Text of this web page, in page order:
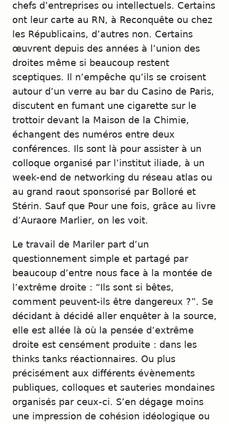
chefs d’entreprises ou intellectuels. Certains
ont leur carte au RN, à Reconquête ou chez
les Républicains, d’autres non. Certains
œuvrent depuis des années à l’union des
droites même si beaucoup restent
sceptiques. Il n’empêche qu’ils se croisent
autour d’un verre au bar du Casino de Paris,
discutent en fumant une cigarette sur le
trottoir devant la Maison de la Chimie,
échangent des numéros entre deux
conférences. Ils sont là pour assister à un
colloque organisé par l’institut iliade, à un
week-end de networking du réseau atlas ou
au grand raout sponsorisé par Bolloré et
Stérin. Sauf que Pour une fois, grâce au livre
d’Auraore Marlier, on les voit.
Le travail de Mariler part d’un
questionnement simple et partagé par
beaucoup d’entre nous face à la montée de
l’extrême droite : “Ils sont si bêtes,
comment peuvent-ils être dangereux ?”. Se
décidant à décidé aller enquêter à la source,
elle est allée là où la pensée d’extrême
droite est censément produite : dans les
thinks tanks réactionnaires. Ou plus
précisément aux différents évènements
publiques, colloques et sauteries mondaines
organisés par ceux-ci. S’en dégage moins
une impression de cohésion idéologique ou